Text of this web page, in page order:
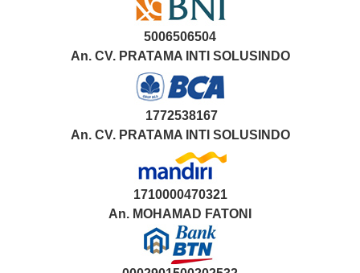
5006506504
An. CV. PRATAMA INTI SOLUSINDO
1772538167
An. CV. PRATAMA INTI SOLUSINDO
1710000470321
An. MOHAMAD FATONI